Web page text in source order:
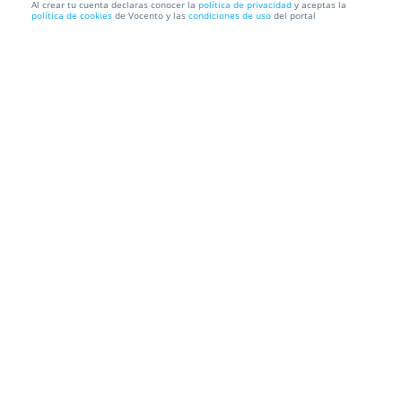
El Monaguillo: Efectivi-wonder (19 nov)
Al crear tu cuenta declaras conocer la política de privacidad y aceptas la
política de cookies de Vocento y las condiciones de uso del portal